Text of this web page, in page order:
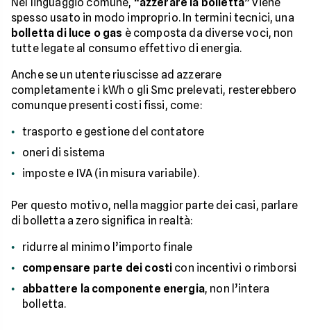
spesso usato in modo improprio. In termini tecnici, una
bolletta di luce o gas è composta da diverse voci, non
tutte legate al consumo effettivo di energia.
Anche se un utente riuscisse ad azzerare
completamente i kWh o gli Smc prelevati, resterebbero
comunque presenti costi fissi, come:
trasporto e gestione del contatore
oneri di sistema
imposte e IVA (in misura variabile).
Per questo motivo, nella maggior parte dei casi, parlare
di bolletta a zero significa in realtà:
ridurre al minimo l’importo finale
compensare parte dei costi con incentivi o rimborsi
abbattere la componente energia, non l’intera
bolletta.